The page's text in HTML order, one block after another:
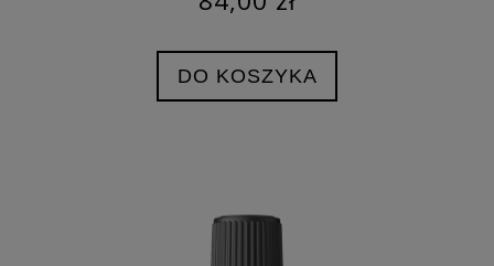
DO KOSZYKA